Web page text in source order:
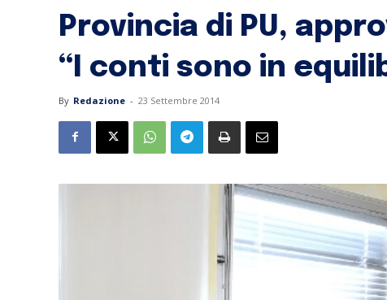
Provincia di PU,
“I conti sono in
By Redazione - 23 Settembre 2014